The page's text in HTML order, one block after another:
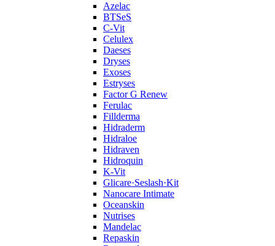
Azelac
BTSeS
C‑Vit
Celulex
Daeses
Dryses
Exoses
Estryses
Factor G Renew
Ferulac
Fillderma
Hidraderm
Hidraloe
Hidraven
Hidroquin
K-Vit
Glicare·Seslash·Kit
Nanocare Intimate
Oceanskin
Nutrises
Mandelac
Repaskin